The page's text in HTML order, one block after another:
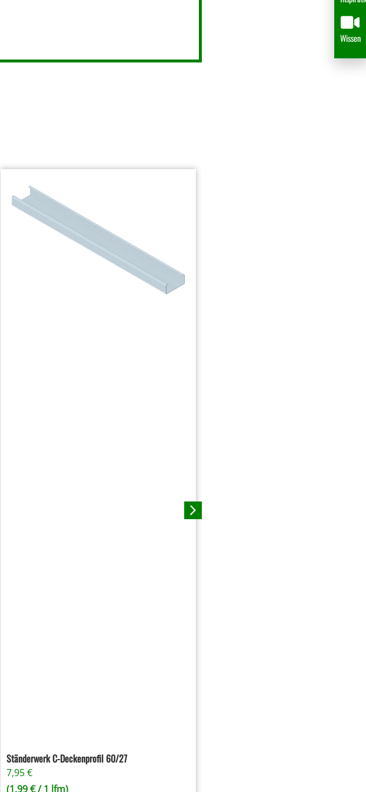
Ständerwerk C-Deckenprofil 60/27
7,95€
(1,99€/ 1 lfm)
Wissen